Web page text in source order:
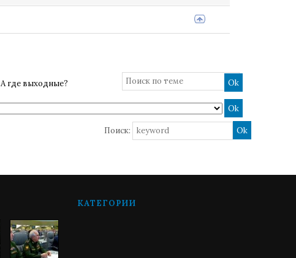
А где выходные?
Поиск:
КАТЕГОРИИ